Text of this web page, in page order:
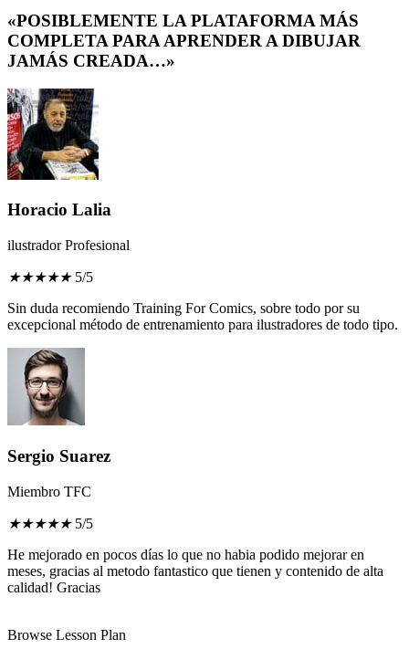
«POSIBLEMENTE LA PLATAFORMA MÁS
COMPLETA PARA APRENDER A DIBUJAR
JAMÁS CREADA…»
Horacio Lalia
ilustrador Profesional
★★★★★5/5
Sin duda recomiendo Training For Comics, sobre todo por su
excepcional método de entrenamiento para ilustradores de todo tipo.
Sergio Suarez
Miembro TFC
★★★★★5/5
He mejorado en pocos días lo que no habia podido mejorar en
meses, gracias al metodo fantastico que tienen y contenido de alta
calidad! Gracias
Browse Lesson Plan